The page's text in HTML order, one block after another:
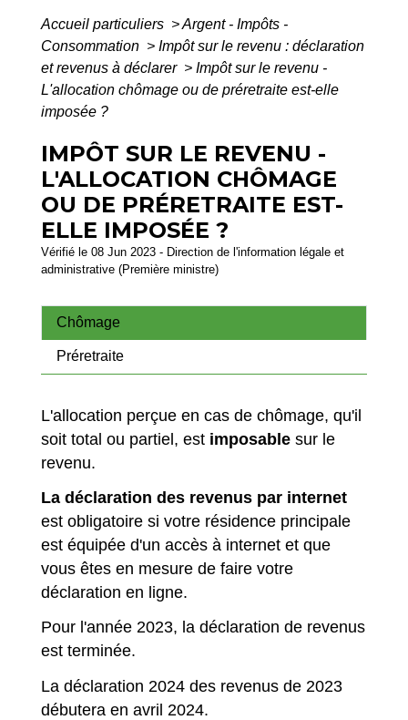
Accueil particuliers >Argent - Impôts -
Consommation > Impôt sur le revenu : déclaration
et revenus à déclarer > Impôt sur le revenu -
L'allocation chômage ou de préretraite est-elle
imposée ?
IMPÔT SUR LE REVENU -
L'ALLOCATION CHÔMAGE
OU DE PRÉRETRAITE EST-
ELLE IMPOSÉE ?
Vérifié le 08 Jun 2023 - Direction de l'information légale et
administrative (Première ministre)
Chômage
Préretraite
L'allocation perçue en cas de chômage, qu'il
soit total ou partiel, est imposable sur le
revenu.
La déclaration des revenus par internet
est obligatoire si votre résidence principale
est équipée d'un accès à internet et que
vous êtes en mesure de faire votre
déclaration en ligne.
Pour l'année 2023, la déclaration de revenus
est terminée.
La déclaration 2024 des revenus de 2023
débutera en avril 2024.